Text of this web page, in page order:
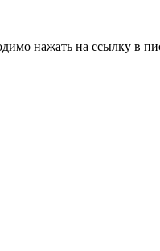
нажать на ссылку в